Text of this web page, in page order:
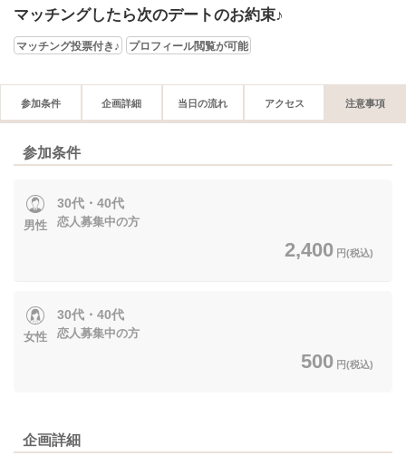
マッチングしたら次のデートのお約束♪
マッチング投票付き♪ プロフィール閲覧が可能
参加条件 企画詳細 当日の流れ アクセス 注意事項
参加条件
男性
30代・40代
恋人募集中の方
2,400 円(税込)
女性
30代・40代
恋人募集中の方
500 円(税込)
企画詳細